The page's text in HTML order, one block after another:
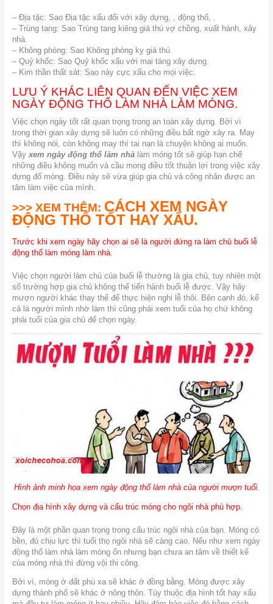
– Địa tặc: Sao Địa tặc xấu đối với xây dựng, , động thổ, .
– Trùng tang: Sao Trùng tang kiêng giá thú vợ chồng, xuất hành, xây
nhà.
– Không phòng: Sao Không phòng kỵ giá thú.
– Quỷ khốc: Sao Quỷ khốc xấu với mai táng xây dựng.
– Kim thần thất sát: Sao này cực xấu cho mọi việc.
LƯU Ý KHÁC LIÊN QUAN ĐẾN VIỆC XEM
NGÀY ĐỘNG THỔ LÀM NHÀ LÀM MÓNG.
Việc chọn ngày tốt rất quan trọng trong an toàn xây dựng. Bởi vì
trong thời gian xây dựng sẽ luôn có những điều bất ngờ xảy ra. May
thì không nói, còn không may thì tai nạn là chuyện không ai muốn.
Vậy xem ngày động thổ làm nhàlàm móng tốt sẽ giúp hạn chế
những điều không muốn và cầu mong điều tốt thuận lợi trong việc xây
dựng đổ móng. Điều này sẽ vừa giúp gia chủ và công nhân được an
tâm làm việc của mình.
>>> XEM THÊM: CÁCH XEM NGÀY
ĐỘNG THỔ TỐT HAY XẤU.
Trước khi xem ngày hãy chọn ai sẽ là người đứng ra làm chủ buổi lễ
động thổ làm móng làm nhà.
Việc chọn người làm chủ của buổi lễ thường là gia chủ, tuy nhiên một
số trường hợp gia chủ không thể tiến hành buổi lễ được. Vậy hãy
mượn người khác thay thế để thực hiện nghi lễ thôi. Bên cạnh đó, kể
cả là người mình nhờ làm thì cũng phải xem tuổi của họ chứ không
phải tuổi của gia chủ để chọn ngày.
Hình ảnh minh họa xem ngày động thổ làm nhà của người mượn tuổi.
Chọn địa hình xây dựng và cấu trúc móng cho ngôi nhà phù hợp.
Đây là một phần quan trọng trong cấu trúc ngôi nhà của bạn. Móng có
bền, đủ chịu lực thì tuổi thọ ngôi nhà sẽ càng cao. Nếu như xem ngày
động thổ làm nhà làm móng ổn nhưng bạn chưa an tâm về thiết kế
của móng nhà thì đừng vội thi công.
Bởi vì, móng ở đất phù xa sẽ khác ở đồng bằng. Móng được xây
dựng thành phố sẽ khác ở nông thôn. Tùy thuộc địa hình tốt hay xấu